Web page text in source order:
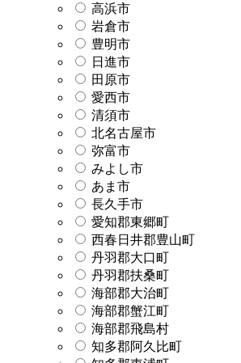
高浜市
岩倉市
豊明市
日進市
田原市
愛西市
清須市
北名古屋市
弥富市
みよし市
あま市
長久手市
愛知郡東郷町
西春日井郡豊山町
丹羽郡大口町
丹羽郡扶桑町
海部郡大治町
海部郡蟹江町
海部郡飛島村
知多郡阿久比町